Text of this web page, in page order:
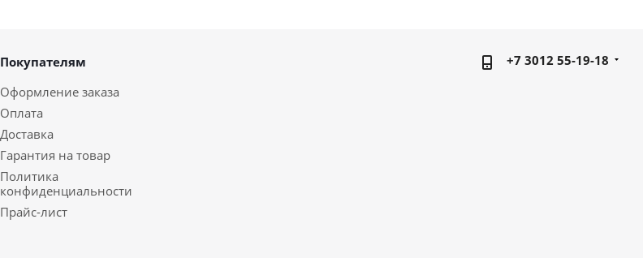
Покупателям
Оформление заказа
Оплата
Доставка
Гарантия на товар
Политика
конфиденциальности
Прайс-лист
+7 3012 55-19-18